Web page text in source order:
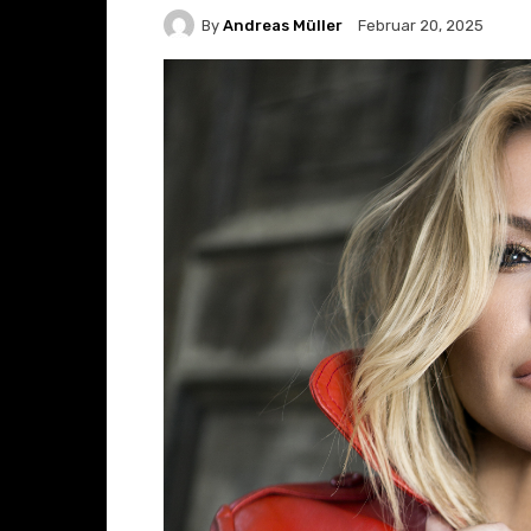
By Andreas Müller Februar 20, 2025